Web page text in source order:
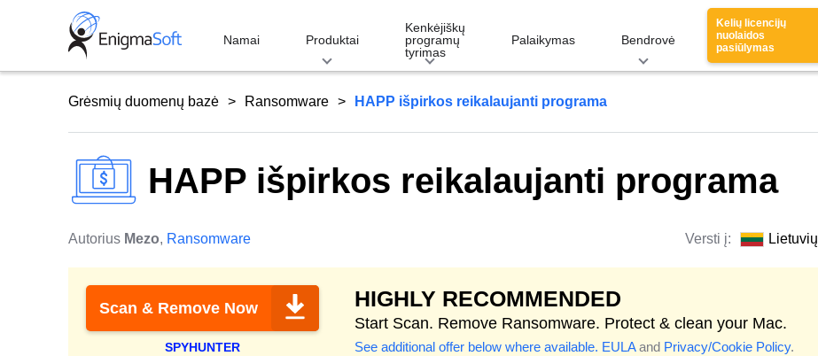
Namai Produktai
Kenkėjiškų
programų
tyrimas
Palaikymas Bendrovė
Kelių licencijų
nuolaidos
pasiūlymas
Grėsmių duomenų bazė Ransomware HAPP išpirkos reikalaujanti programa
HAPP išpirkos reikalaujanti programa
Autorius Mezo, Ransomware Versti į: Lietuvių
Scan & Remove Now
SPYHUNTER
HIGHLY RECOMMENDED
Start Scan. Remove Ransomware. Protect & clean your Mac.
See additional offer below where available. EULAand Privacy/Cookie Policy.